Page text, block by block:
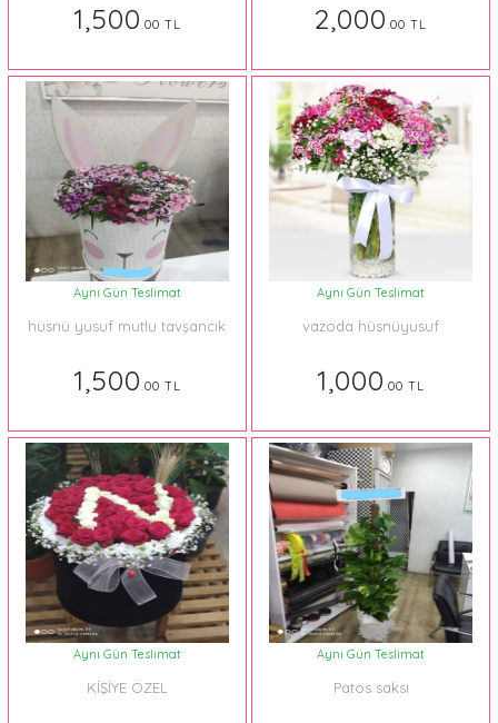
1,500.00 TL 2,000.00 TL
Aynı Gün Teslimat
hüsnü yusuf mutlu tavşancık
1,500.00 TL
Aynı Gün Teslimat
vazoda hüsnüyusuf
1,000.00 TL
Aynı Gün Teslimat
KİŞİYE ÖZEL
Aynı Gün Teslimat
Patos saksı